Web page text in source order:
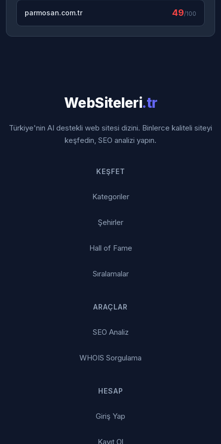
parmosan.com.tr 49/100
WebSiteleri.tr
Türkiye'nin AI destekli web sitesi dizini. Binlerce kaliteli siteyi
keşfedin, SEO analizi yapın.
KEŞFET
Kategoriler
Şehirler
Hall of Fame
Sıralamalar
ARAÇLAR
SEO Analiz
WHOIS Sorgulama
HESAP
Giriş Yap
Kayıt Ol